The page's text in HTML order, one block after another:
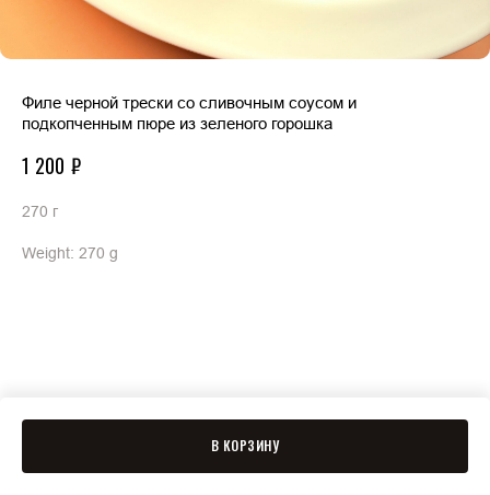
Филе черной трески со сливочным соусом и
подкопченным пюре из зеленого горошка
1 200 ₽
В КОРЗИНУ
270 г
Weight: 270 g